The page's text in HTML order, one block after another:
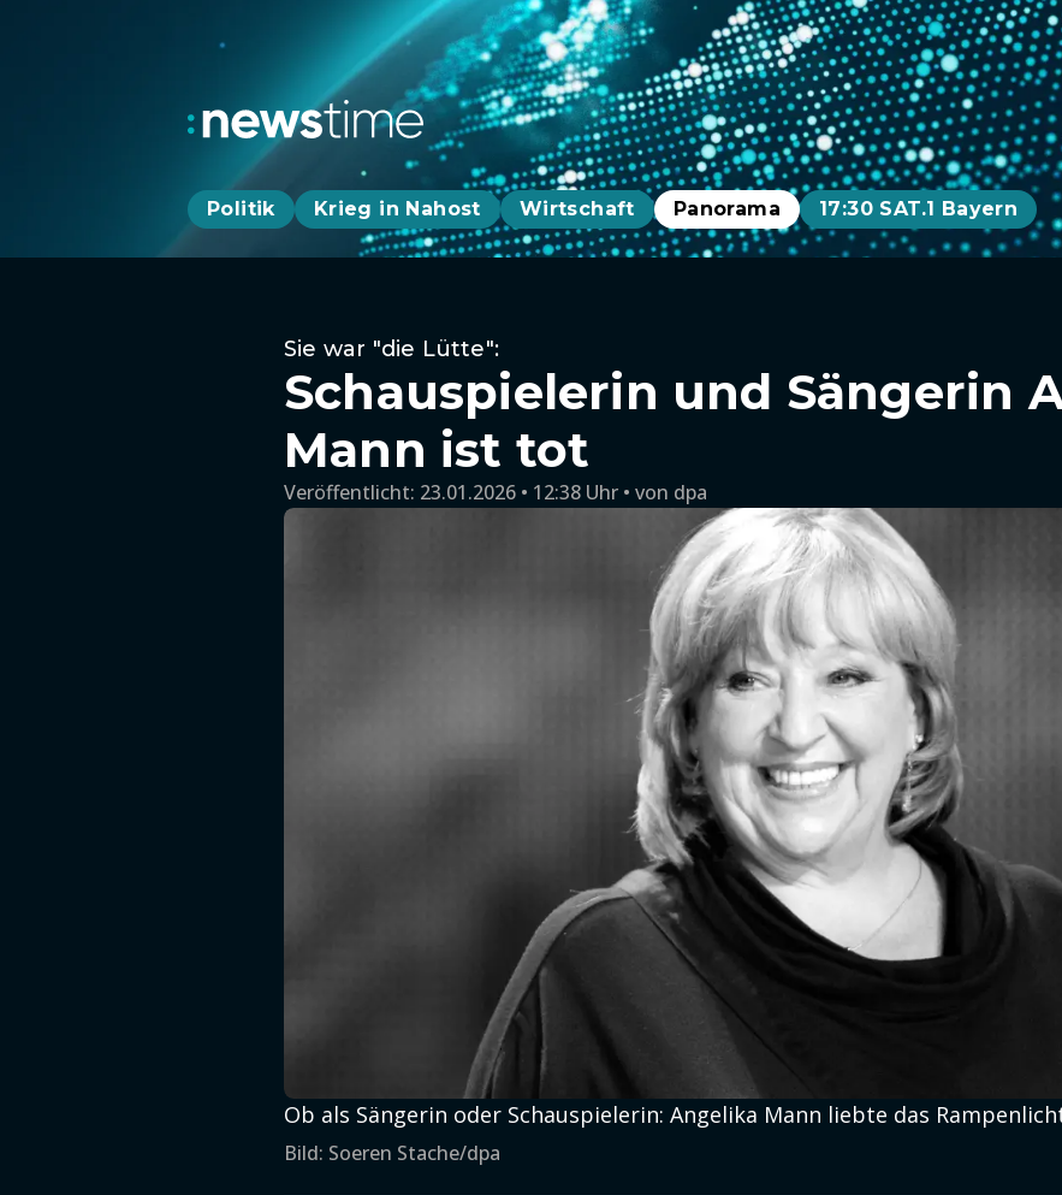
Politik Krieg in Nahost Wirtschaft Panorama 17:30 SAT.1 Bayern
Sie war "die Lütte":
Schauspielerin und Sängerin
Mann ist tot
Veröffentlicht: 23.01.2026 • 12:38 Uhr von dpa
Ob als Sängerin oder Schauspielerin: Angelika Mann liebte das
Bild: Soeren Stache/dpa